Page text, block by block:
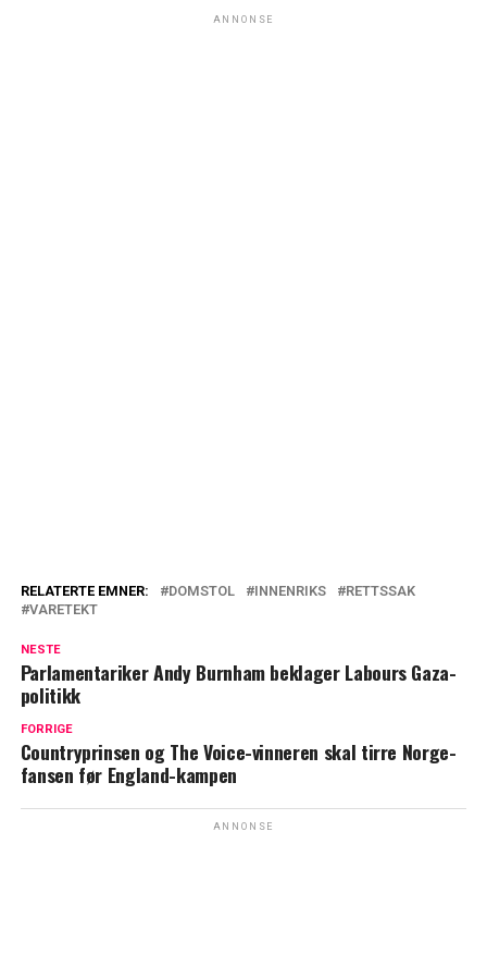
ANNONSE
RELATERTE EMNER: DOMSTOL INNENRIKS
RETTSSAK
VARETEKT
NESTE
Parlamentariker Andy Burnham beklager Labours Gaza-
politikk
FORRIGE
Countryprinsen og The Voice-vinneren skal tirre Norge-
fansen før England-kampen
ANNONSE